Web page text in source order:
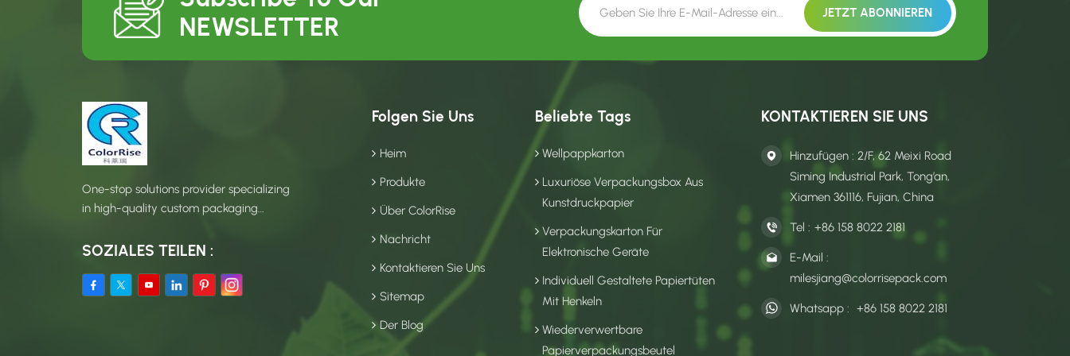
NEWSLETTER
One-stop solutions provider specializing
in high-quality custom packaging
SOZIALES TEILEN :
Folgen Sie Uns
Heim
Produkte
Über ColorRise
Nachricht
Kontaktieren Sie Uns
Sitemap
Der Blog
Beliebte Tags
Wellpappkarton
Luxuriöse Verpackungsbox Aus
Kunstdruckpapier
Verpackungskarton Für
Elektronische Geräte
Individuell Gestaltete Papiertüten
Mit Henkeln
Wiederverwertbare
Papierverpackungsbeutel
KONTAKTIEREN SIE UNS
Hinzufügen : 2/F, 62 Meixi Road
Siming Industrial Park, Tong’an,
Xiamen 361116, Fujian, China
Tel : +86 158 8022 2181
E-Mail :
milesjiang@colorrisepack.com
Whatsapp : +86 158 8022 2181